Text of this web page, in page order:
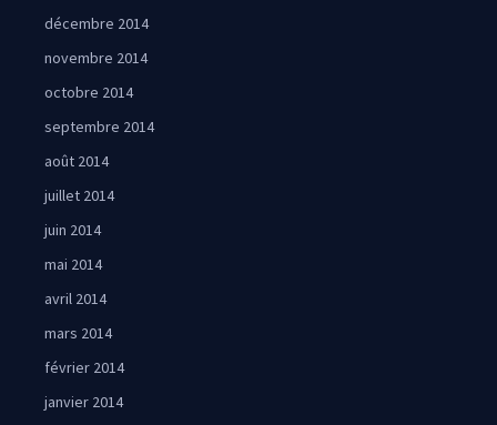
décembre 2014
novembre 2014
octobre 2014
septembre 2014
août 2014
juillet 2014
juin 2014
mai 2014
avril 2014
mars 2014
février 2014
janvier 2014